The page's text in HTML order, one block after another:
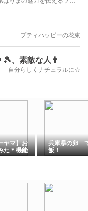
プティハッピーの花束
、素敵な人👨
自分らしくナチュラルに☆
ヤマ】お
た＊機能
を兼ね備
兵庫県の卵
飯！